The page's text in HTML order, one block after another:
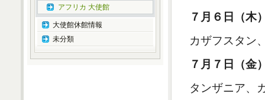
７月６日（木
カザフスタン
７月７日（金
タンザニア、
アフリカ 大使館
大使館休館情報
未分類